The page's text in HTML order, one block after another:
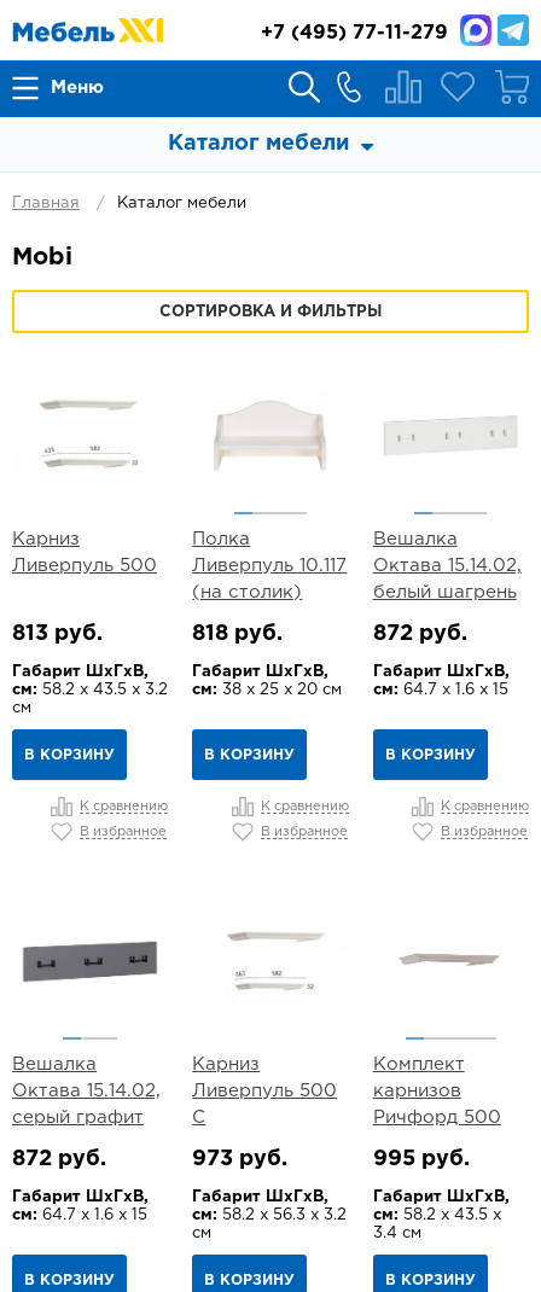
Меню
+7 (495) 77-11-279
Каталог мебели
Главная Каталог мебели
Mobi
СОРТИРОВКА И ФИЛЬТРЫ
Карниз
Ливерпуль 500
813 руб.
Габарит ШхГхВ,
см: 58.2 х 43.5 х 3.2
см
В КОРЗИНУ
К сравнению
В избранное
Полка
Ливерпуль 10.117
(на столик)
818 руб.
Габарит ШхГхВ,
см: 38 х 25 х 20 см
В КОРЗИНУ
К сравнению
В избранное
Вешалка
Октава 15.14.02,
белый шагрень
872 руб.
Габарит ШхГхВ,
см: 64.7 х 1.6 х 15
В КОРЗИНУ
К сравнению
В избранное
Вешалка
Октава 15.14.02,
серый графит
872 руб.
Габарит ШхГхВ,
см: 64.7 х 1.6 х 15
В КОРЗИНУ
Карниз
Ливерпуль 500
С
973 руб.
Габарит ШхГхВ,
см: 58.2 х 56.3 х 3.2
см
В КОРЗИНУ
Комплект
карнизов
Ричфорд 500
995 руб.
Габарит ШхГхВ,
см: 58.2 х 43.5 х
3.4 см
В КОРЗИНУ